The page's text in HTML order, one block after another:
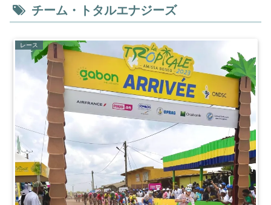
チーム・トタルエナジーズ
レース